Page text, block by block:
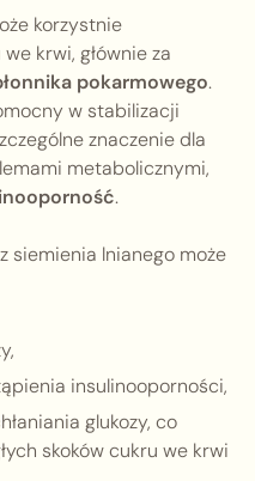
korzystnie
krwi, głównie za
pokarmowego.
w stabilizacji
znaczenie dla
metabolicznymi,
.
siemienia lnianego może
insulinooporności,
glukozy, co
skoków cukru we krwi